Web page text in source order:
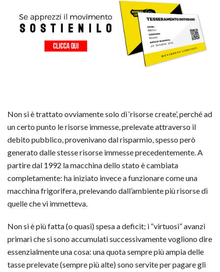
Non si è trattato ovviamente solo di ‘risorse create’, perché ad
un certo punto le risorse immesse, prelevate attraverso il
debito pubblico, provenivano dal risparmio, spesso però
generato dalle stesse risorse immesse precedentemente. A
partire dal 1992 la macchina dello stato è cambiata
completamente: ha iniziato invece a funzionare come una
macchina frigorifera, prelevando dall’ambiente più risorse di
quelle che vi immetteva.
Non si è più fatta (o quasi) spesa a deficit; i “virtuosi” avanzi
primari che si sono accumulati successivamente vogliono dire
essenzialmente una cosa: una quota sempre più ampia delle
tasse prelevate (sempre più alte) sono servite per pagare gli